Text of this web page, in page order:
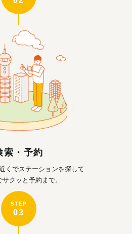
索・予約
くでステーションを探して
サクッと予約まで。
STEP
03